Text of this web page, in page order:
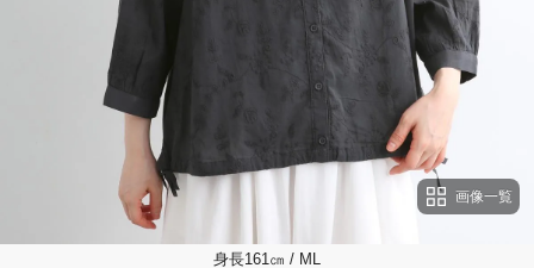
画像一覧
身長161㎝ / ML